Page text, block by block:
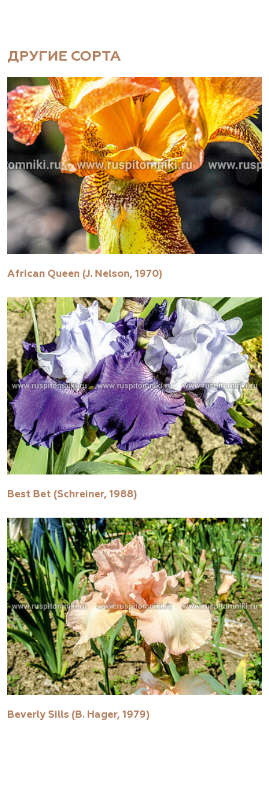
ДРУГИЕ СОРТА
African Queen (J. Nelson, 1970)
Best Bet (Schreiner, 1988)
Beverly Sills (B. Hager, 1979)